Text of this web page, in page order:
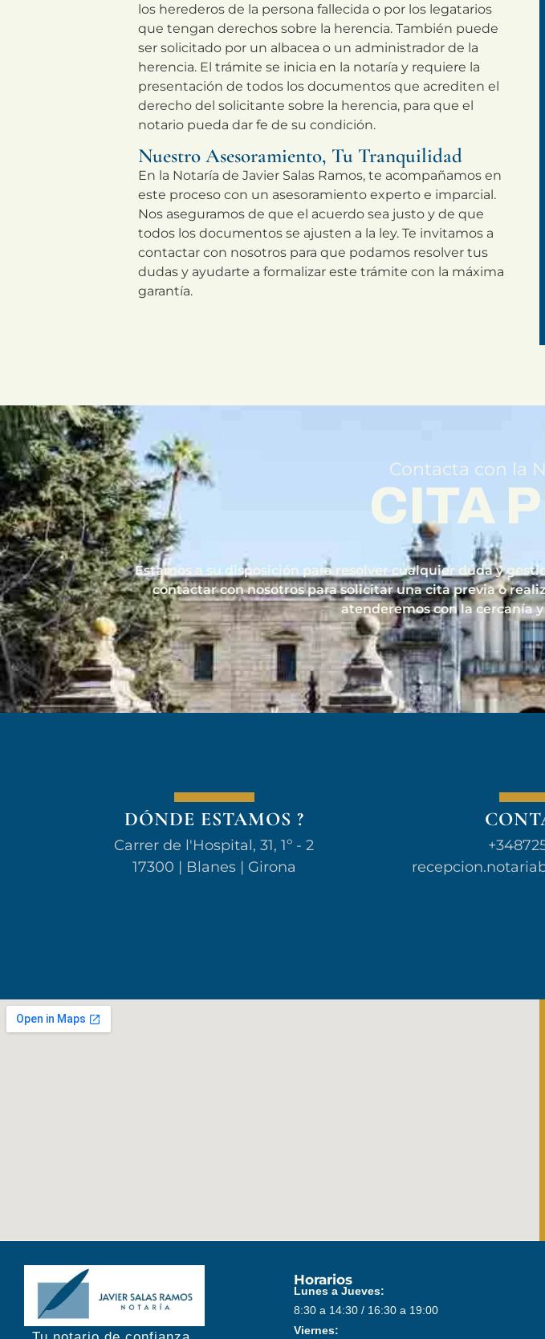
los herederos de la persona fallecida o por los legatarios
que tengan derechos sobre la herencia. También puede
ser solicitado por un albacea o un administrador de la
herencia. El trámite se inicia en la notaría y requiere la
presentación de todos los documentos que acrediten el
derecho del solicitante sobre la herencia, para que el
notario pueda dar fe de su condición.
Nuestro Asesoramiento, Tu Tranquilidad
En la Notaría de Javier Salas Ramos, te acompañamos en
este proceso con un asesoramiento experto e imparcial.
Nos aseguramos de que el acuerdo sea justo y de que
todos los documentos se ajusten a la ley. Te invitamos a
contactar con nosotros para que podamos resolver tus
dudas y ayudarte a formalizar este trámite con la máxima
garantía.
Contacta con la
CITA
Estamos a su disposición para resolver cualquier duda y
contactar con nosotros para solicitar una cita previa o
atenderemos con la cercanía
DÓNDE ESTAMOS ?
Carrer de l'Hospital, 31, 1º - 2
17300 | Blanes | Girona
Horarios
Lunes a Jueves:
8:30 a 14:30 / 16:30 a 19:00
Viernes: